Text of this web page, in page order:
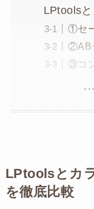
LPtools
①セ
②AB
③コ
LPtoolsとカ
を徹底比較